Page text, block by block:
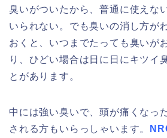
臭いがついたから、普通に使えな
いられない。でも臭いの消し方が
おくと、いつまでたっても臭いが
り、ひどい場合は日に日にキツイ
とがあります。
中には強い臭いで、頭が痛くなっ
される方もいらっしゃいます。